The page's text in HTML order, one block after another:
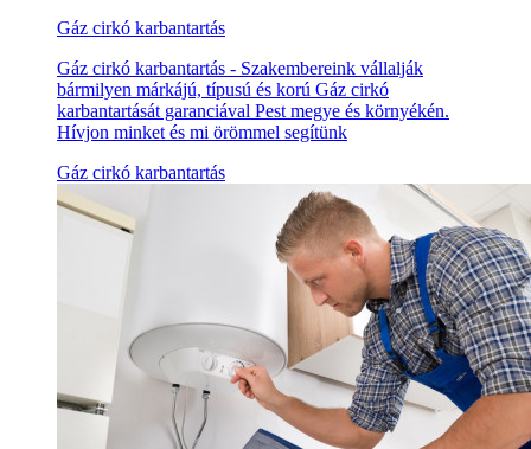
Gáz cirkó karbantartás
Gáz cirkó karbantartás - Szakembereink vállalják
bármilyen márkájú, típusú és korú Gáz cirkó
karbantartását garanciával Pest megye és környékén.
Hívjon minket és mi örömmel segítünk
Gáz cirkó karbantartás